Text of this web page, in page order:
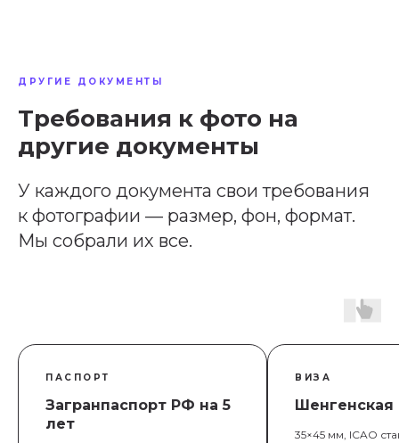
ДРУГИЕ ДОКУМЕНТЫ
Требования к фото на
другие документы
У каждого документа свои требования
к фотографии — размер, фон, формат.
Мы собрали их все.
ПАСПОРТ
Загранпаспорт РФ на 5
лет
ВИЗА
Шенгенская
35×45 мм, ICAO